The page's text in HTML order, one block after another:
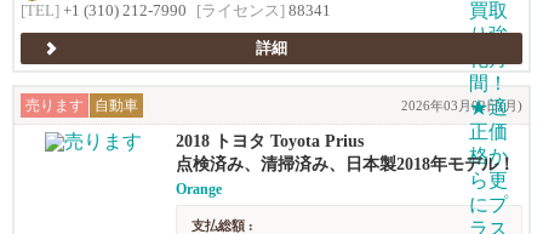
[TEL] +1 (310) 212-7990 [ライセンス] 88341
詳細
売ります 自動車 2026年03月02日(月)
2018 トヨタ Toyota Prius
点検済み、清掃済み、日本製2018年モデル！
Orange
支払総額 :